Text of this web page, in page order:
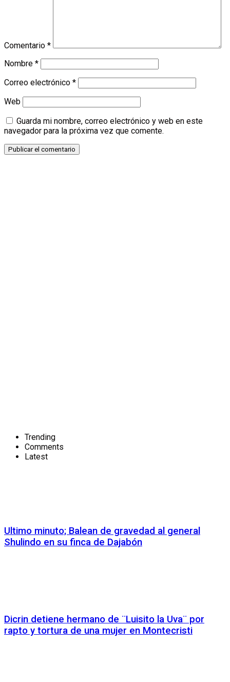
Comentario *
Nombre *
Correo electrónico *
Web
Guarda mi nombre, correo electrónico y web en este
navegador para la próxima vez que comente.
Trending
Comments
Latest
Ultimo minuto; Balean de gravedad al general
Shulindo en su finca de Dajabón
Dicrin detiene hermano de ¨Luisito la Uva¨ por
rapto y tortura de una mujer en Montecristi